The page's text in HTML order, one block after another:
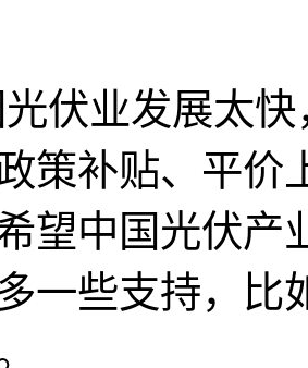
业发展太快
策补贴、平价
望中国光伏产
一些支持，比